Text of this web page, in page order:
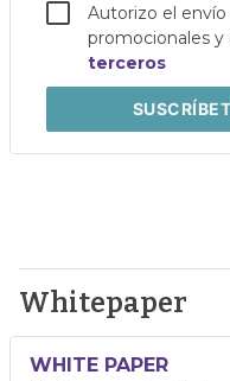
Autorizo el
promocionales
terceros
Whitepaper
WHITE PAPER